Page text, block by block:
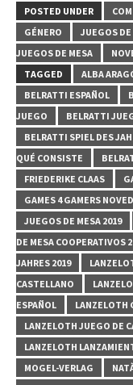
POSTED UNDER
GÉNERO
JUEGOS DE
JUEGOS DE MESA
TAGGED
ALBA
BELRATTI ESPAÑOL
JUEGO
BELRATTI
BELRATTI SPIEL DES
QUÉ CONSISTE
FRIEDERIKE CLAAS
GAMES 4 GAMERS
JUEGOS DE MESA 2019
DE MESA COOPERATIVOS
JAHRES 2019
CASTELLANO
ESPAÑOL
LANZELOTH
LANZELOTH JUEGO DE
LANZELOTH
MOGEL-VERLAG